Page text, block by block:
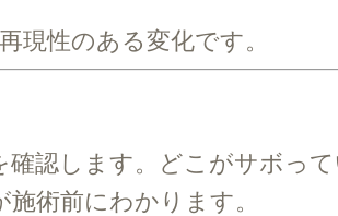
現性のある変化です。
認します。どこがサボっ
術前にわかります。